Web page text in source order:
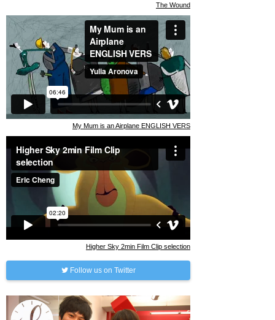
The Wound
My Mum is an Airplane ENGLISH VERS
Higher Sky 2min Film Clip selection
Follow us on Twitter